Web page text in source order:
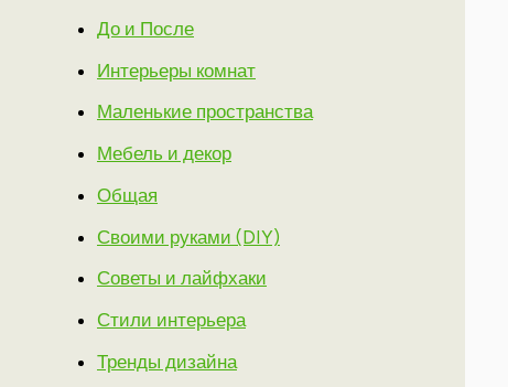
До и После
Интерьеры комнат
Маленькие пространства
Мебель и декор
Общая
Своими руками (DIY)
Советы и лайфхаки
Стили интерьера
Тренды дизайна